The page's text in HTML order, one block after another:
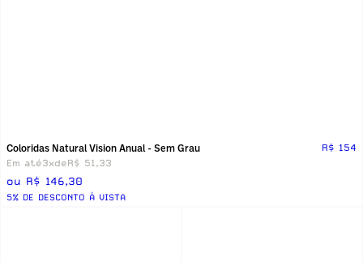
Coloridas Natural Vision Anual - Sem Grau
R$ 154
Em até3xdeR$ 51,33
ou R$ 146,30
5% DE DESCONTO Á VISTA